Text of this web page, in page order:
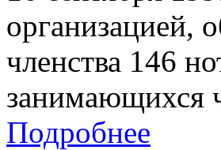
организацией,
членства 146
занимающихся
Подробнее